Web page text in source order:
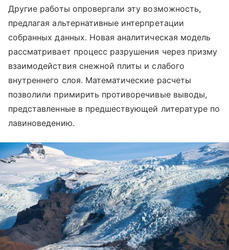
Другие работы опровергали эту возможность,
предлагая альтернативные интерпретации
собранных данных. Новая аналитическая модель
рассматривает процесс разрушения через призму
взаимодействия снежной плиты и слабого
внутреннего слоя. Математические расчеты
позволили примирить противоречивые выводы,
представленные в предшествующей литературе по
лавиноведению.